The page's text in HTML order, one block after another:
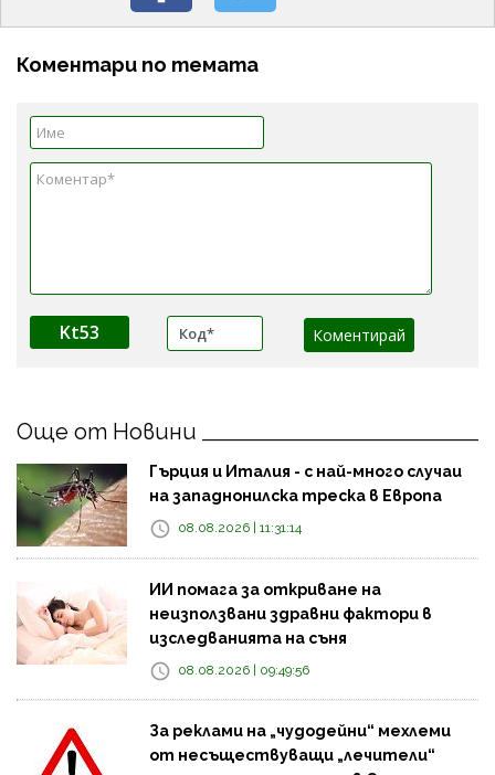
Коментари по темата
Kt53
Още от Новини
Гърция и Италия - с най-много случаи
на западнонилска треска в Европа
08.08.2026 | 11:31:14
ИИ помага за откриване на
неизползвани здравни фактори в
изследванията на съня
08.08.2026 | 09:49:56
За реклами на „чудодейни“ мехлеми
от несъществуващи „лечители“